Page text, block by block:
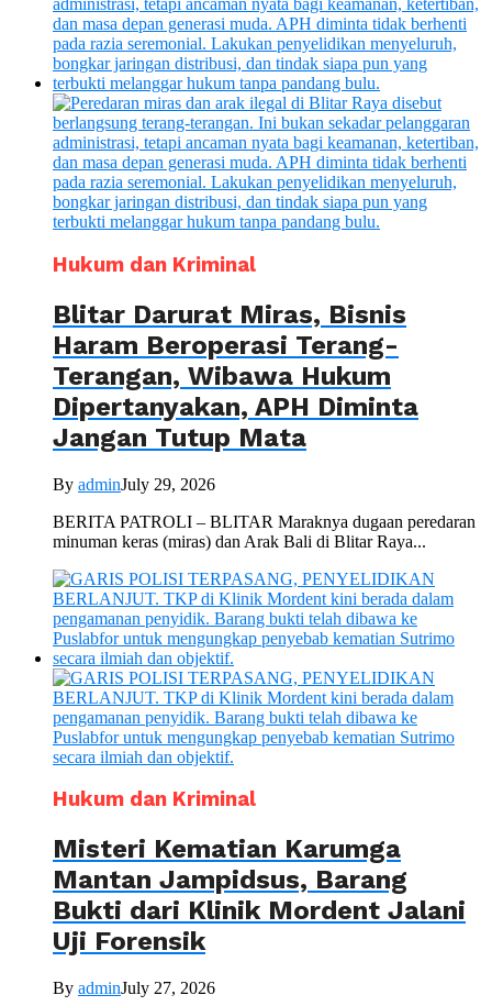
Hukum dan Kriminal
Blitar Darurat Miras, Bisnis
Haram Beroperasi Terang-
Terangan, Wibawa Hukum
Dipertanyakan, APH Diminta
Jangan Tutup Mata
By adminJuly 29, 2026
BERITA PATROLI – BLITAR Maraknya dugaan peredaran
minuman keras (miras) dan Arak Bali di Blitar Raya...
Hukum dan Kriminal
Misteri Kematian Karumga
Mantan Jampidsus, Barang
Bukti dari Klinik Mordent Jalani
Uji Forensik
By adminJuly 27, 2026